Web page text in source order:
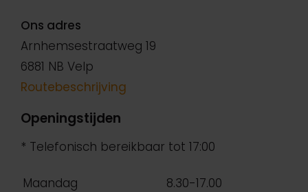
Ons adres
Arnhemsestraatweg 19
6881 NB Velp
Routebeschrijving
Openingstijden
* Telefonisch bereikbaar tot 17:00
Maandag
8.30-17.00